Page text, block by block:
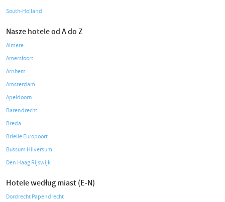
South-Holland
Nasze hotele od A do Z
Almere
Amersfoort
Arnhem
Amsterdam
Apeldoorn
Barendrecht
Breda
Brielle Europoort
Bussum Hilversum
Den Haag Rijswijk
Hotele według miast (E-N)
Dordrecht Papendrecht